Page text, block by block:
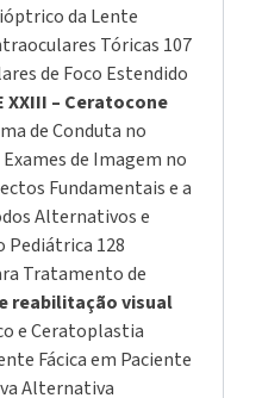
da Lente
Tóricas 107
de Foco Estendido
XXIII – Ceratocone
de Conduta no
de Imagem no
Fundamentais e a
Alternativos e
Pediátrica 128
Tratamento de
reabilitação visual
e Ceratoplastia
Fácica em Paciente
Alternativa